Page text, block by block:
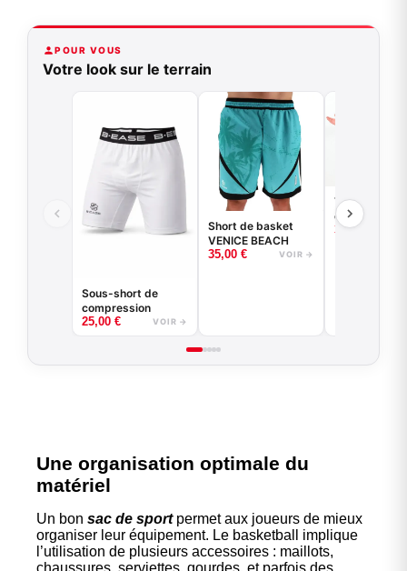
POUR VOUS
Votre look sur le terrain
Sous-short de
compression
25,00 € VOIR →
Short de basket
VENICE BEACH
35,00 € VOIR →
T-shirt
compression
manches
35,00
Une organisation optimale du
matériel
Un bon sac de sportpermet aux joueurs de mieux
organiser leur équipement. Le basketball implique
l’utilisation de plusieurs accessoires : maillots,
chaussures, serviettes, gourdes, et parfois des